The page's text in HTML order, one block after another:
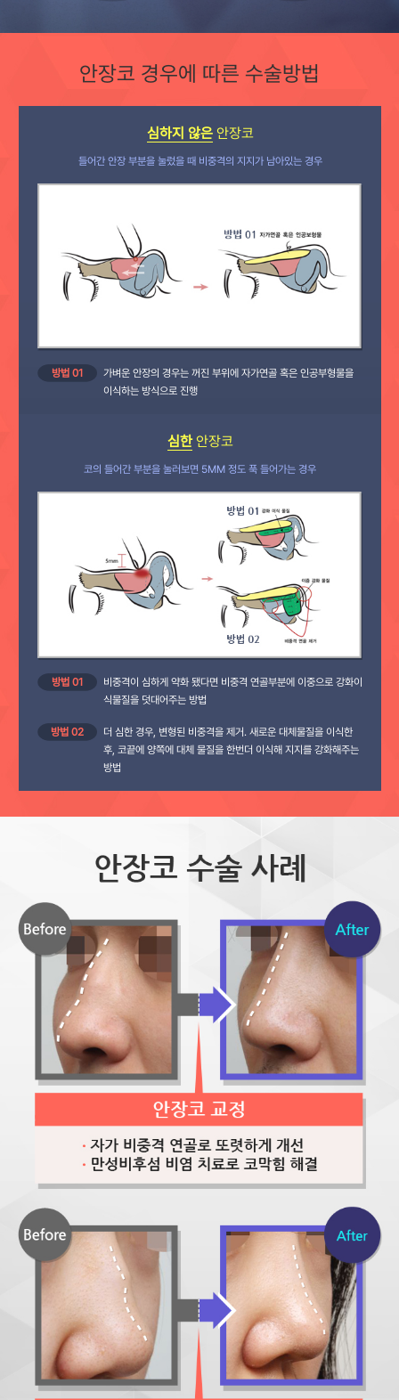
안장코 경우에 따른 수술방법
심하지 않은안장코
들어간 안장 부분을 눌렀을 때 비중격의 지지가 남아있는 경우
방법 01
가벼운 안장의 경우는 꺼진 부위에 자가연골 혹은 인공부형물을
이식하는 방식으로 진행
심한안장코
코의 들어간 부분을 눌러보면 5MM 정도 푹 들어가는 경우
방법 01
비중격이 심하게 약화 됐다면 비중격 연골부분에 이중으로 강화이
식물질을 덧대어주는 방법
방법 02
더 심한 경우, 변형된 비중격을 제거. 새로운 대체물질을 이식한
후, 코끝에 양쪽에 대체 물질을 한번더 이식해 지지를 강화해주는
방법